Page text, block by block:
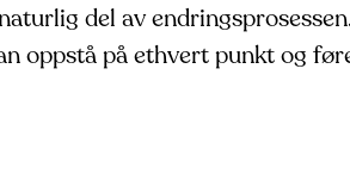
del av
oppstå på ethvert punkt og